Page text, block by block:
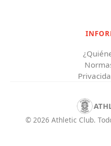
© 2026 Athletic Club.